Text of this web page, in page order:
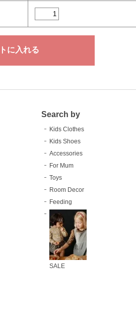
Search by
Kids Clothes
Kids Shoes
Accessories
For Mum
Toys
Room Decor
Feeding
SALE